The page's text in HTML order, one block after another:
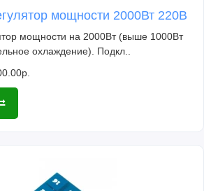
мощности 2000Вт 220В
мощности на 2000Вт (выше 1000Вт
охлаждение). Подкл..